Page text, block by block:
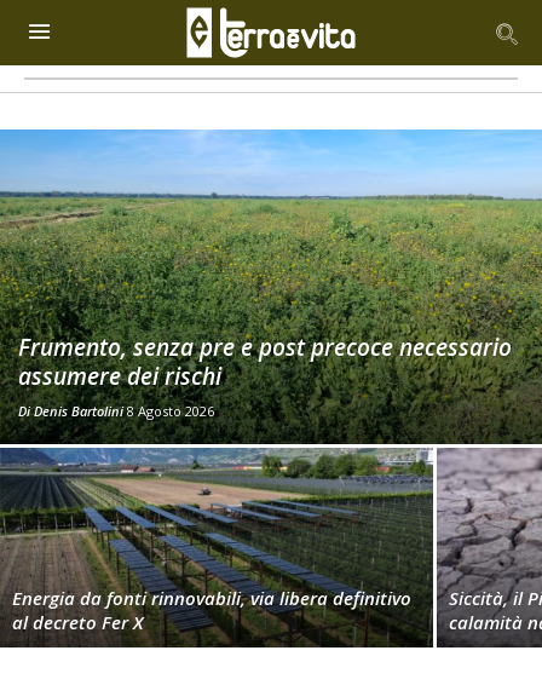
Frumento, senza pre e post precoce necessario
assumere dei rischi
DiDenis Bartolini 8 Agosto 2026
Energia da fonti rinnovabili, via libera definitivo
al decreto Fer X
Siccità, il
calamità